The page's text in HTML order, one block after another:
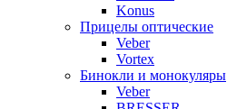
Konus
Прицелы оптические
Veber
Vortex
Бинокли и монокуляры
Veber